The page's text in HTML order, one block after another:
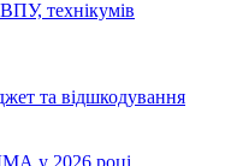
технікумів
та відшкодування
у 2026 році